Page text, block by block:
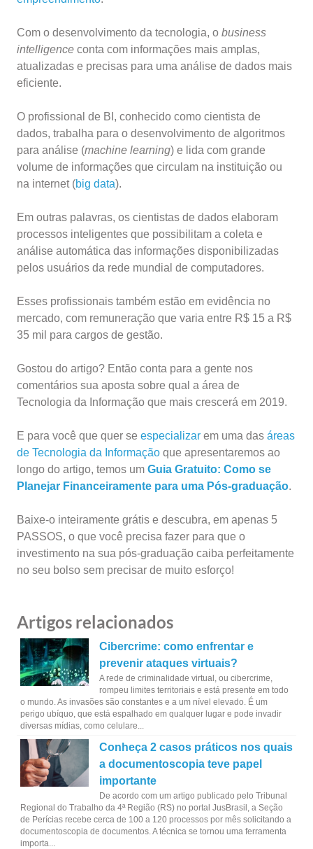
Com o desenvolvimento da tecnologia, o business
intelligence conta com informações mais amplas,
atualizadas e precisas para uma análise de dados mais
eficiente.
O profissional de BI, conhecido como cientista de
dados, trabalha para o desenvolvimento de algoritmos
para análise (machine learning) e lida com grande
volume de informações que circulam na instituição ou
na internet (big data).
Em outras palavras, os cientistas de dados elaboram
processos inteligentes que possibilitam a coleta e
análise automática das informações disponibilizadas
pelos usuários da rede mundial de computadores.
Esses profissionais também estão em evidência no
mercado, com remuneração que varia entre R$ 15 a R$
35 mil para cargos de gestão.
Gostou do artigo? Então conta para a gente nos
comentários sua aposta sobre qual a área de
Tecnologia da Informação que mais crescerá em 2019.
E para você que quer se especializar em uma das áreas
de Tecnologia da Informação que apresentaremos ao
longo do artigo, temos um Guia Gratuito: Como se
Planejar Financeiramente para uma Pós-graduação.
Baixe-o inteiramente grátis e descubra, em apenas 5
PASSOS, o que você precisa fazer para que o
investimento na sua pós-graduação caiba perfeitamente
no seu bolso sem precisar de muito esforço!
Artigos relacionados
Cibercrime: como enfrentar e
prevenir ataques virtuais?
A rede de criminalidade virtual, ou cibercrime,
rompeu limites territoriais e está presente em todo
o mundo. As invasões são constantes e a um nível elevado. É um
perigo ubíquo, que está espalhado em qualquer lugar e pode invadir
diversas mídias, como celulare...
Conheça 2 casos práticos nos quais
a documentoscopia teve papel
importante
De acordo com um artigo publicado pelo Tribunal
Regional do Trabalho da 4ª Região (RS) no portal JusBrasil, a Seção
de Perícias recebe cerca de 100 a 120 processos por mês solicitando a
documentoscopia de documentos. A técnica se tornou uma ferramenta
importa...